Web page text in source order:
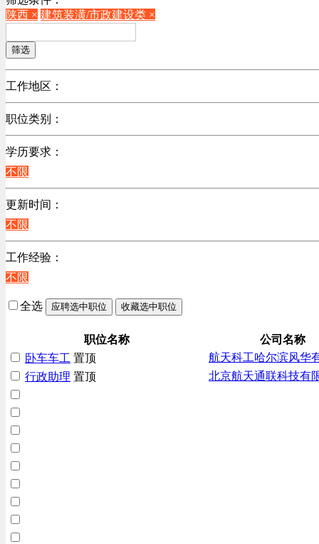
陕西 × 建筑装潢/市政建设类 ×
筛选
工作地区：
不限
北京
广东
江苏
陕西
浙江
辽宁
上海
职位类别：
不限
机械制造/仪器仪表类
销售管理类
计算机软件类
贸易/物流/仓储/采购类
客服及凯发娱乐网址的技术支持类
高级管理类
电子/电器/半导体类
电力电气/能源/自动化
咨询/顾问/法律类
程序/语言开发类
行政/后勤/文秘类
销售类
人力资源类
互联网/电子商务/游戏类
建筑装潢/市政建设类
通信/移动互联网/手机类
技工/维修类
房地产开发/物业管理类
生产/加工/认证类
综合技术类
学历要求：
不限
更新时间：
不限
工作经验：
不限
全选 应聘选中职位 收藏选中职位
职位名称
公司名称
卧车车工 置顶 航天科工哈尔滨风华
行政助理 置顶 北京航天通联科技有